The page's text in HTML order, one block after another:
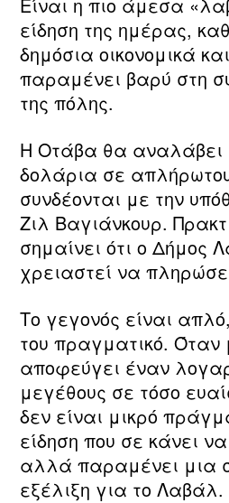
είδηση της ημέρας,
δημόσια οικονομικά
παραμένει βαρύ στη
της πόλης.
Η Οτάβα θα αναλάβει
δολάρια σε
συνδέονται με την
Ζιλ Βαγιάνκουρ.
σημαίνει ότι ο Δήμος
χρειαστεί να
Το γεγονός είναι
του πραγματικό. Όταν
αποφεύγει έναν
μεγέθους σε τόσο
δεν είναι μικρό
είδηση που σε κάνει
αλλά παραμένει μια
εξέλιξη για το Λαβάλ.